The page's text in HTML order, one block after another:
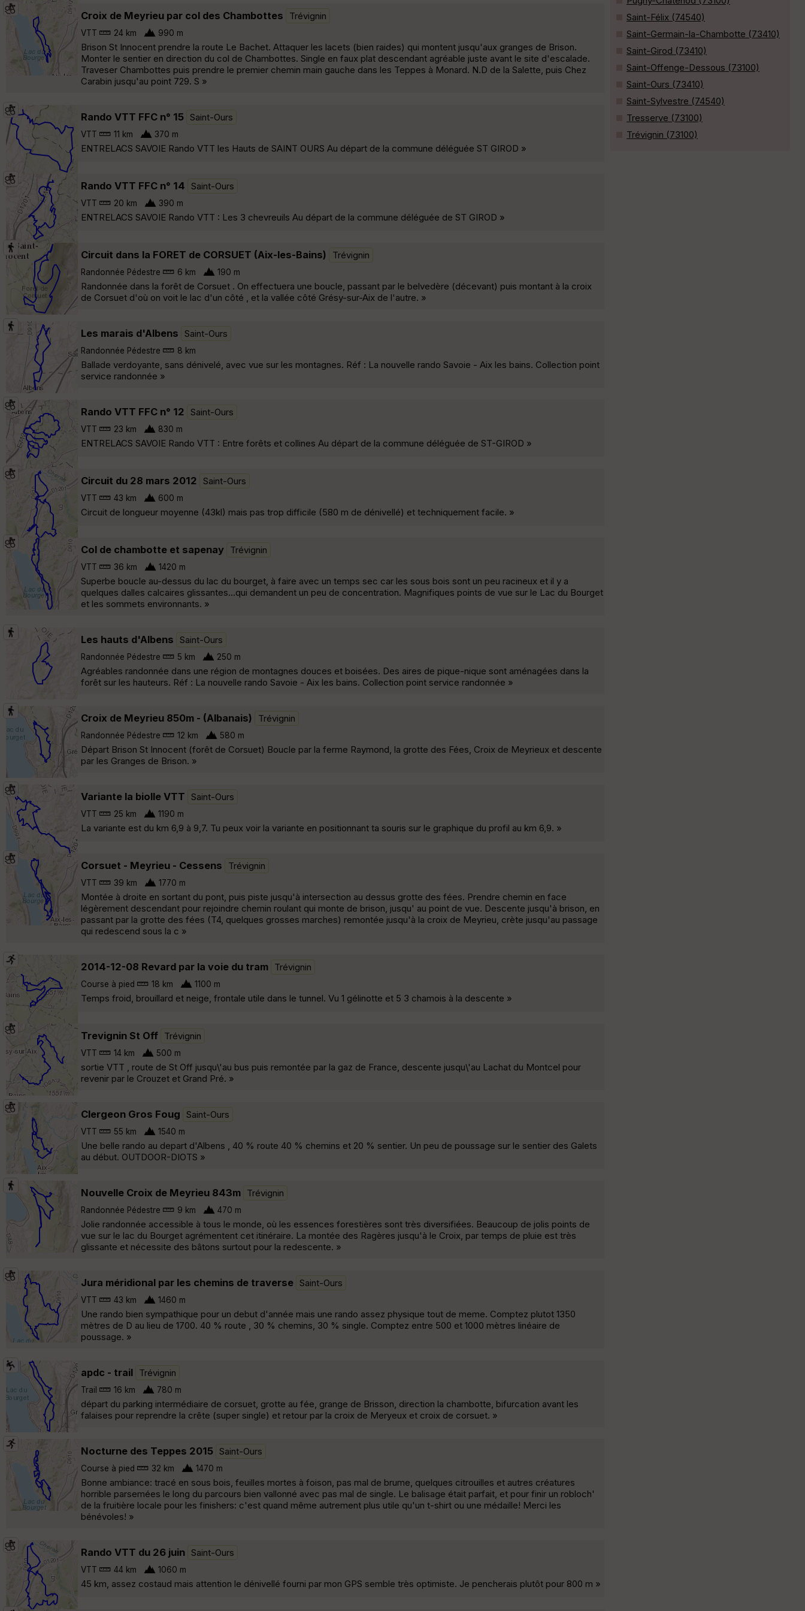
Croix de Meyrieu par col des Chambottes Trévignin
VTT 24 km 990 m
Brison St Innocent prendre la route Le Bachet. Attaquer les lacets (bien raides) qui montent jusqu'aux granges de Brison.
Monter le sentier en direction du col de Chambottes. Single en faux plat descendant agréable juste avant le site d'escalade.
Traveser Chambottes puis prendre le premier chemin main gauche dans les Teppes à Monard. N.D de la Salette, puis Chez
Carabin jusqu'au point 729. S »
Rando VTT FFC n° 15 Saint-Ours
VTT 11 km 370 m
ENTRELACS SAVOIE Rando VTT les Hauts de SAINT OURS Au départ de la commune déléguée ST GIROD »
Rando VTT FFC n° 14 Saint-Ours
VTT 20 km 390 m
ENTRELACS SAVOIE Rando VTT : Les 3 chevreuils Au départ de la commune déléguée de ST GIROD »
Circuit dans la FORET de CORSUET (Aix-les-Bains) Trévignin
Randonnée Pédestre 6 km 190 m
Randonnée dans la forêt de Corsuet . On effectuera une boucle, passant par le belvedère (décevant) puis montant à la croix
de Corsuet d'où on voit le lac d'un côté , et la vallée côté Grésy-sur-Aix de l'autre. »
Les marais d'Albens Saint-Ours
Randonnée Pédestre 8 km
Ballade verdoyante, sans dénivelé, avec vue sur les montagnes. Réf : La nouvelle rando Savoie - Aix les bains. Collection point
service randonnée »
Rando VTT FFC n° 12 Saint-Ours
VTT 23 km 830 m
ENTRELACS SAVOIE Rando VTT : Entre forêts et collines Au départ de la commune déléguée de ST-GIROD »
Circuit du 28 mars 2012 Saint-Ours
VTT 43 km 600 m
Circuit de longueur moyenne (43kl) mais pas trop difficile (580 m de dénivellé) et techniquement facile. »
Col de chambotte et sapenay Trévignin
VTT 36 km 1420 m
Superbe boucle au-dessus du lac du bourget, à faire avec un temps sec car les sous bois sont un peu racineux et il y a
quelques dalles calcaires glissantes...qui demandent un peu de concentration. Magnifiques points de vue sur le Lac du Bourget
et les sommets environnants. »
Les hauts d'Albens Saint-Ours
Randonnée Pédestre 5 km 250 m
Agréables randonnée dans une région de montagnes douces et boisées. Des aires de pique-nique sont aménagées dans la
forêt sur les hauteurs. Réf : La nouvelle rando Savoie - Aix les bains. Collection point service randonnée »
Croix de Meyrieu 850m - (Albanais) Trévignin
Randonnée Pédestre 12 km 580 m
Départ Brison St Innocent (forêt de Corsuet) Boucle par la ferme Raymond, la grotte des Fées, Croix de Meyrieux et descente
par les Granges de Brison. »
Variante la biolle VTT Saint-Ours
VTT 25 km 1190 m
La variante est du km 6,9 à 9,7. Tu peux voir la variante en positionnant ta souris sur le graphique du profil au km 6,9. »
Corsuet - Meyrieu - Cessens Trévignin
VTT 39 km 1770 m
Montée à droite en sortant du pont, puis piste jusqu'à intersection au dessus grotte des fées. Prendre chemin en face
légèrement descendant pour rejoindre chemin roulant qui monte de brison, jusqu' au point de vue. Descente jusqu'à brison, en
passant par la grotte des fées (T4, quelques grosses marches) remontée jusqu'à la croix de Meyrieu, crète jusqu'au passage
qui redescend sous la c »
2014-12-08 Revard par la voie du tram Trévignin
Course à pied 18 km 1100 m
Temps froid, brouillard et neige, frontale utile dans le tunnel. Vu 1 gélinotte et 5 3 chamois à la descente »
Trevignin St Off Trévignin
VTT 14 km 500 m
sortie VTT , route de St Off jusqu\'au bus puis remontée par la gaz de France, descente jusqu\'au Lachat du Montcel pour
revenir par le Crouzet et Grand Pré. »
Clergeon Gros Foug Saint-Ours
VTT 55 km 1540 m
Une belle rando au depart d'Albens , 40 % route 40 % chemins et 20 % sentier. Un peu de poussage sur le sentier des Galets
au début. OUTDOOR-DIOTS »
Nouvelle Croix de Meyrieu 843m Trévignin
Randonnée Pédestre 9 km 470 m
Jolie randonnée accessible à tous le monde, où les essences forestières sont très diversifiées. Beaucoup de jolis points de
vue sur le lac du Bourget agrémentent cet itinéraire. La montée des Ragères jusqu'à le Croix, par temps de pluie est très
glissante et nécessite des bâtons surtout pour la redescente. »
Jura méridional par les chemins de traverse Saint-Ours
VTT 43 km 1460 m
Une rando bien sympathique pour un debut d'année mais une rando assez physique tout de meme. Comptez plutot 1350
mètres de D au lieu de 1700. 40 % route , 30 % chemins, 30 % single. Comptez entre 500 et 1000 mètres linéaire de
poussage. »
apdc - trail Trévignin
Trail 16 km 780 m
départ du parking intermédiaire de corsuet, grotte au fée, grange de Brisson, direction la chambotte, bifurcation avant les
falaises pour reprendre la crête (super single) et retour par la croix de Meryeux et croix de corsuet. »
Nocturne des Teppes 2015 Saint-Ours
Course à pied 32 km 1470 m
Bonne ambiance: tracé en sous bois, feuilles mortes à foison, pas mal de brume, quelques citrouilles et autres créatures
horrible parsemées le long du parcours bien vallonné avec pas mal de single. Le balisage était parfait, et pour finir un robloch'
de la fruitière locale pour les finishers: c'est quand même autrement plus utile qu'un t-shirt ou une médaille! Merci les
bénévoles! »
Rando VTT du 26 juin Saint-Ours
VTT 44 km 1060 m
45 km, assez costaud mais attention le dénivellé fourni par mon GPS semble très optimiste. Je pencherais plutôt pour 800 m »
Saint-Félix (74540)
Saint-Germain-la-Chambotte (73410)
Saint-Girod (73410)
Saint-Offenge-Dessous (73100)
Saint-Ours (73410)
Saint-Sylvestre (74540)
Tresserve (73100)
Trévignin (73100)